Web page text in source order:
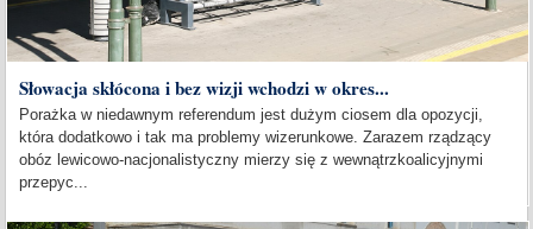
Słowacja skłócona i bez wizji wchodzi w okres...
Porażka w niedawnym referendum jest dużym ciosem dla opozycji,
która dodatkowo i tak ma problemy wizerunkowe. Zarazem rządzący
obóz lewicowo-nacjonalistyczny mierzy się z wewnątrzkoalicyjnymi
przepyc...